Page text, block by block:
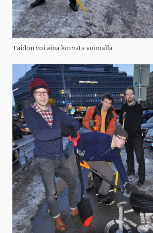
Taidon voi aina korvata voimalla.